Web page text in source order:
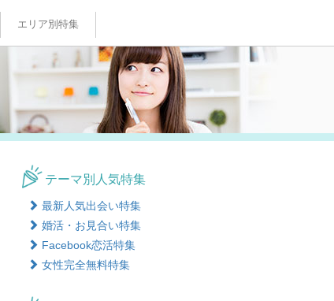
エリア別特集
テーマ別人気特集
最新人気出会い特集
婚活・お見合い特集
Facebook恋活特集
女性完全無料特集